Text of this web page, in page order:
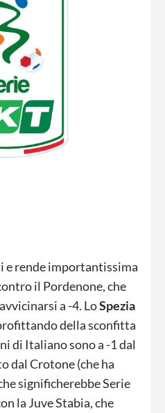
e rende importantissima
il Pordenone, che
a -4. LoSpezia
della sconfitta
di Italiano sono a -1 dal
dal Crotone (che ha
significherebbe Serie
la Juve Stabia, che